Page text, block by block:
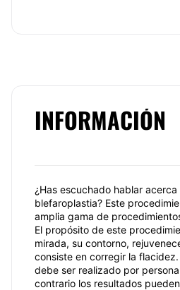
INFORMACIÓN
¿Has escuchado hablar
blefaroplastia? Este
amplia gama de
El propósito de este
mirada, su contorno,
consiste en corregir la
debe ser realizado por
contrario los resultados